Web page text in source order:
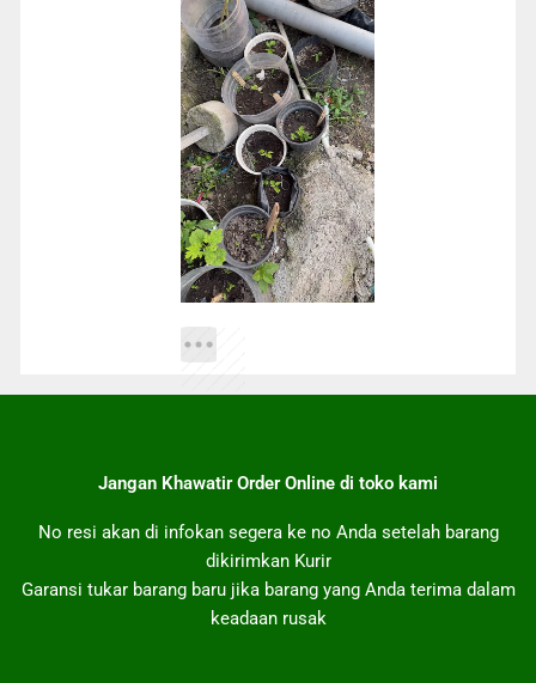
Jangan Khawatir Order Online di toko kami
No resi akan di infokan segera ke no Anda setelah barang
dikirimkan Kurir
Garansi tukar barang baru jika barang yang Anda terima dalam
keadaan rusak